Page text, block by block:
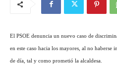
El PSOE denuncia un nuevo caso de
en este caso hacia los mayores, al no haberse
de día, tal y como prometió la alcaldesa.